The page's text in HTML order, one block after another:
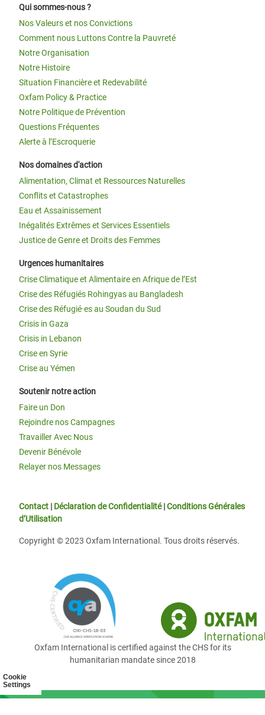
Cookie
Settings
Qui sommes-nous ?
Nos Valeurs et nos Convictions
Comment nous Luttons Contre la Pauvreté
Notre Organisation
Notre Histoire
Situation Financière et Redevabilité
Oxfam Policy & Practice
Notre Politique de Prévention
Questions Fréquentes
Alerte à l’Escroquerie
Nos domaines d'action
Alimentation, Climat et Ressources Naturelles
Conflits et Catastrophes
Eau et Assainissement
Inégalités Extrêmes et Services Essentiels
Justice de Genre et Droits des Femmes
Urgences humanitaires
Crise Climatique et Alimentaire en Afrique de l’Est
Crise des Réfugiés Rohingyas au Bangladesh
Crise des Réfugié·es au Soudan du Sud
Crisis in Gaza
Crisis in Lebanon
Crise en Syrie
Crise au Yémen
Soutenir notre action
Faire un Don
Rejoindre nos Campagnes
Travailler Avec Nous
Devenir Bénévole
Relayer nos Messages
Contact | Déclaration de Confidentialité|Conditions Générales
d’Utilisation
Copyright © 2023 Oxfam International. Tous droits réservés.
Oxfam International is certified against the CHS for its
humanitarian mandate since 2018